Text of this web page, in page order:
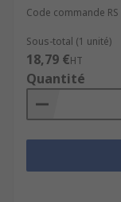
Code commande RS
Sous-total (1 unité)
18,79 €HT
Quantité